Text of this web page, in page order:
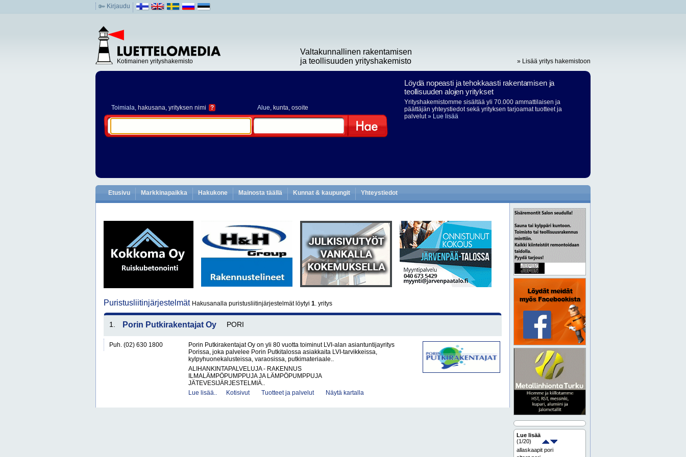
Kirjaudu
Kotimainen yrityshakemisto
Valtakunnallinen rakentamisen
ja teollisuuden yrityshakemisto
» Lisää yritys hakemistoon
Toimiala, hakusana, yrityksen nimi ? Alue, kunta, osoite
Löydä nopeasti ja tehokkaasti rakentamisen ja
teollisuuden alojen yritykset
Yrityshakemistomme sisältää yli 70.000 ammattilaisen ja
päättäjän yhteystiedot sekä yrityksen tarjoamat tuotteet ja
palvelut» Lue lisää
Etusivu Markkinapaikka Hakukone Mainosta täällä Kunnat & kaupungit Yhteystiedot
Puristusliitinjärjestelmät Hakusanalla puristusliitinjärjestelmät löytyi 1. yritys
1. Porin Putkirakentajat Oy PORI
Puh. (02) 630 1800
Porin Putkirakentajat Oy on yli 80 vuotta toiminut LVI-alan asiantuntijayritys
Porissa, joka palvelee Porin Putkitalossa asiakkaita LVI-tarvikkeissa,
kylpyhuonekalusteissa, varaosissa, putkimateriaale..
ALIHANKINTAPALVELUJA - RAKENNUS
ILMALÄMPÖPUMPPUJA JA LÄMPÖPUMPPUJA
JÄTEVESIJÄRJESTELMIÄ..
Lue lisää..
Kotisivut Tuotteet ja palvelut Näytä kartalla
Lue lisää
(1/20)
allaskaapit pori